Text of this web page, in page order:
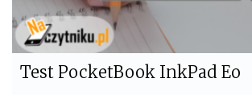
Test PocketBook InkPad Eo